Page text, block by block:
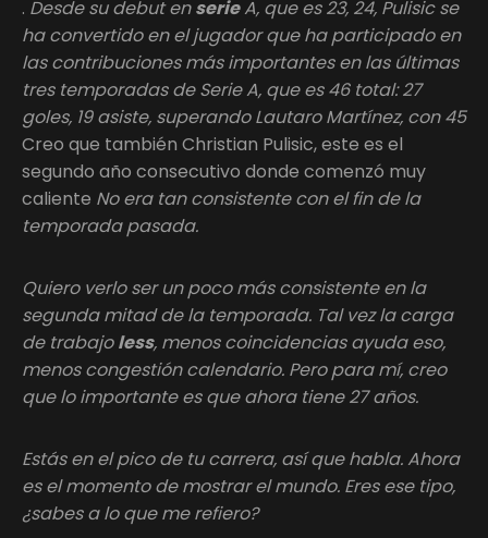
. Desde su debut enserieA, que es 23, 24, Pulisic se
ha convertido en el jugador que ha participado en
las contribuciones más importantes en las últimas
tres temporadas de Serie A, que es 46 total: 27
goles, 19 asiste, superando Lautaro Martínez, con 45
Creo que también Christian Pulisic, este es el
segundo año consecutivo donde comenzó muy
caliente No era tan consistente con el fin de la
temporada pasada.
Quiero verlo ser un poco más consistente en la
segunda mitad de la temporada. Tal vez la carga
de trabajoless, menos coincidencias ayuda eso,
menos congestión calendario. Pero para mí, creo
que lo importante es que ahora tiene 27 años.
Estás en el pico de tu carrera, así que habla. Ahora
es el momento de mostrar el mundo. Eres ese tipo,
¿sabes a lo que me refiero?